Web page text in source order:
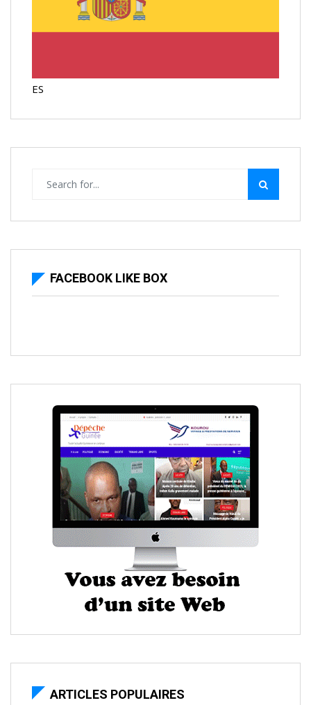
ES
FACEBOOK LIKE BOX
ARTICLES POPULAIRES